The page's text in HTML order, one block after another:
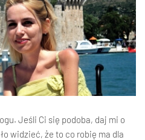
Jeśli Ci się podoba, daj mi o
widzieć, że to co robię ma dla